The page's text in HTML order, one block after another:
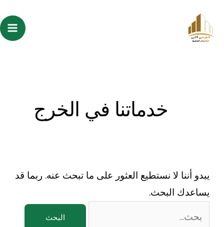
إلى
المحتوى
خدماتنا في الخرج
يبدو أننا لا نستطيع العثور على ما تبحث عنه. ربما قد
يساعدك البحث.
for: